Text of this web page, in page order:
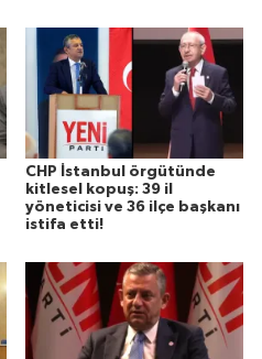
CHP İstanbul örgütünde
kitlesel kopuş: 39 il
yöneticisi ve 36 ilçe başkanı
istifa etti!